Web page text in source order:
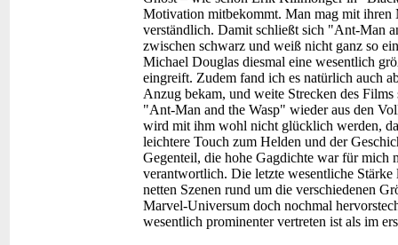
Motivation mitbekommt. Man mag mit ihren
verständlich. Damit schließt sich "Ant-Man
zwischen schwarz und weiß nicht ganz so
Michael Douglas diesmal eine wesentlich
eingreift. Zudem fand ich es natürlich auch
Anzug bekam, und weite Strecken des
"Ant-Man and the Wasp" wieder aus den
wird mit ihm wohl nicht glücklich werden,
leichtere Touch zum Helden und der
Gegenteil, die hohe Gagdichte war für mich
verantwortlich. Die letzte wesentliche
netten Szenen rund um die verschiedenen
Marvel-Universum doch nochmal
wesentlich prominenter vertreten ist als im